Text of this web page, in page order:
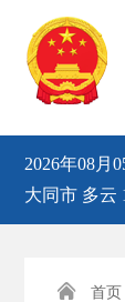
2026年08月
大同市 多云
 首页